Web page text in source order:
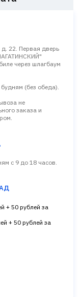
22. Первая дверь
через шлагбаум
(без обеда).
не
заказа и
с 9 до 18 часов.
+ 50 рублей за
+ 50 рублей за